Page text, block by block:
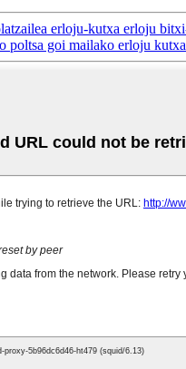
erloju-kutxa erloju
poltsa goi mailako erloju